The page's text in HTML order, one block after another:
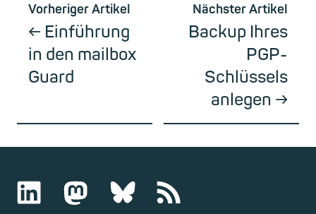
Vorheriger Artikel
Einführung
in den mailbox
Guard
Nächster Artikel
Backup Ihres
PGP-
Schlüssels
anlegen